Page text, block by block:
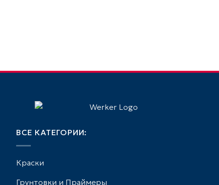
ВСЕ КАТЕГОРИИ:
Краски
Грунтовки и Праймеры